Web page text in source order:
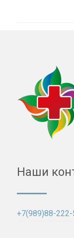
Наши
+7(989)88-222-